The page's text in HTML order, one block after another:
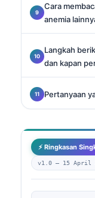
Cara
anemia
Langkah
dan kapan
Pertanyaan
⚡ Ringkasan
v1.0 — 15 April